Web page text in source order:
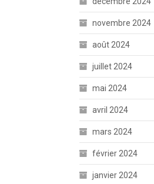
novembre 2024
août 2024
juillet 2024
mai 2024
avril 2024
mars 2024
février 2024
janvier 2024